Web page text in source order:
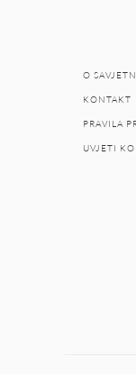
O
KONTAKT
PRAVILA
UVJETI